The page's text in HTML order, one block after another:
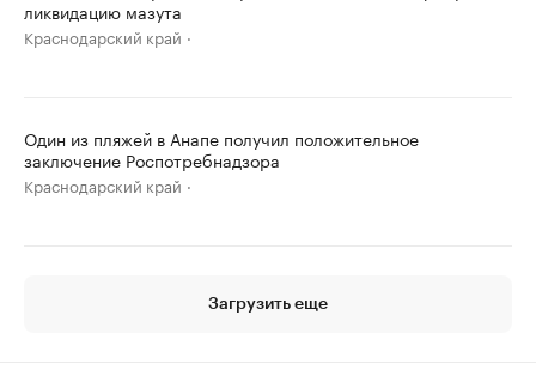
ликвидацию мазута
Краснодарский край
Один из пляжей в Анапе получил положительное
заключение Роспотребнадзора
Краснодарский край
Загрузить еще